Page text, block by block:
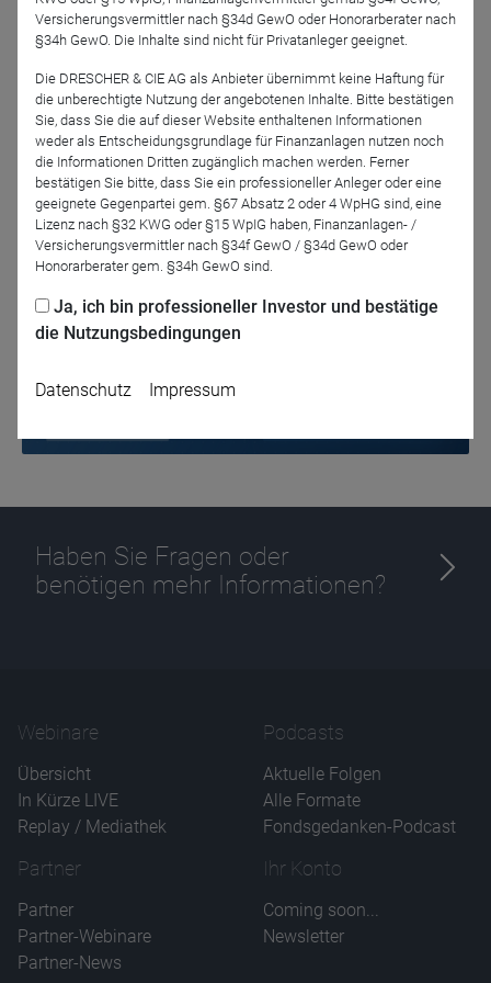
die überlegen, den Living + Working in den Vertrieb
aufzunehmen. Zeitrahmen ca.15 Minuten + Fragen.
Jetzt für das Partner-Webinar anmelden
Zurück
Haben Sie Fragen oder
benötigen mehr Informationen?
Webinare
Übersicht
In Kürze LIVE
Replay / Mediathek
Podcasts
Aktuelle Folgen
Alle Formate
Fondsgedanken-Podcast
Partner
Partner
Partner-Webinare
Partner-News
Ihr Konto
Coming soon...
Newsletter
Versicherungsvermittler nach §34d GewO oder Honorarberater nach
§34h GewO. Die Inhalte sind nicht für Privatanleger geeignet.
Die DRESCHER & CIE AG als Anbieter übernimmt keine Haftung für
die unberechtigte Nutzung der angebotenen Inhalte. Bitte bestätigen
Sie, dass Sie die auf dieser Website enthaltenen Informationen
weder als Entscheidungsgrundlage für Finanzanlagen nutzen noch
die Informationen Dritten zugänglich machen werden. Ferner
bestätigen Sie bitte, dass Sie ein professioneller Anleger oder eine
geeignete Gegenpartei gem. §67 Absatz 2 oder 4 WpHG sind, eine
Lizenz nach §32 KWG oder §15 WpIG haben, Finanzanlagen- /
Versicherungsvermittler nach §34f GewO / §34d GewO oder
Honorarberater gem. §34h GewO sind.
Ja, ich bin professioneller Investor und bestätige
die Nutzungsbedingungen
Datenschutz Impressum
CPref